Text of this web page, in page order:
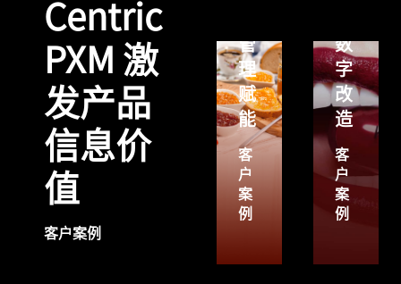
Centric
PXM 激
发产品
信息价
值
客户案例
管
理
赋
能
客
户
案
例
数
字
改
造
客
户
案
例